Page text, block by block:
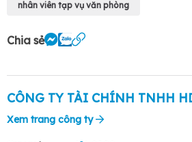
nhân viên tạp vụ văn phòng
Chia sẻ
CÔNG TY TÀI CHÍNH TNHH
Xem trang công ty